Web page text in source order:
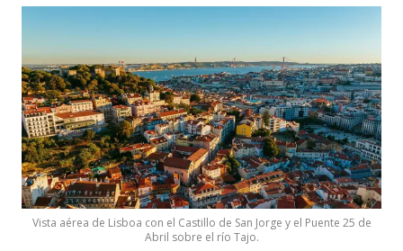
Vista aérea de Lisboa con el Castillo de San Jorge y el Puente 25 de
Abril sobre el río Tajo.